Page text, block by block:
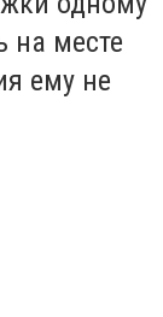
на месте
ему не